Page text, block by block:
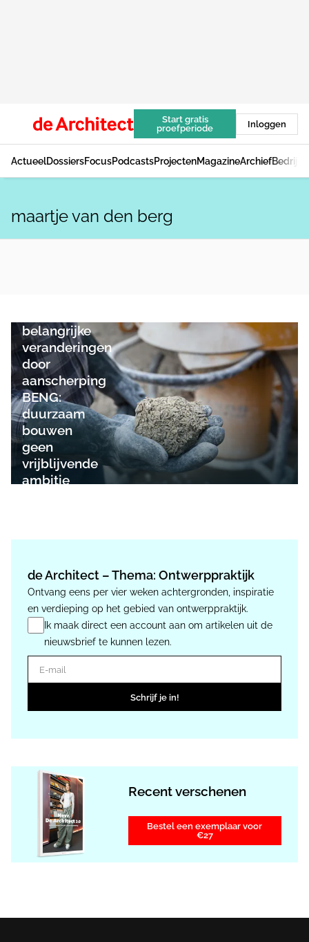
Start gratis
proefperiode
Inloggen
ActueelDossiersFocusPodcastsProjectenMagazineArchief
maartje van den berg
belangrijke
veranderingen
door
aanscherping
BENG:
duurzaam
bouwen
geen
vrijblijvende
ambitie
de Architect – Thema: Ontwerppraktijk
Ontvang eens per vier weken achtergronden, inspiratie
en verdieping op het gebied van ontwerppraktijk.
Ik maak direct een account aan om artikelen uit de
nieuwsbrief te kunnen lezen.
E-mail
Schrijf je in!
Recent verschenen
Bestel een exemplaar voor
€27